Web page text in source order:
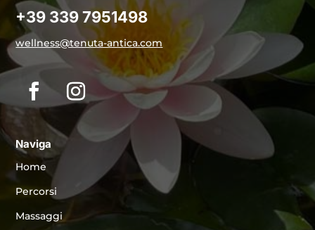
+39 339 7951498
wellness@tenuta-antica.com
Naviga
Home
Percorsi
Massaggi